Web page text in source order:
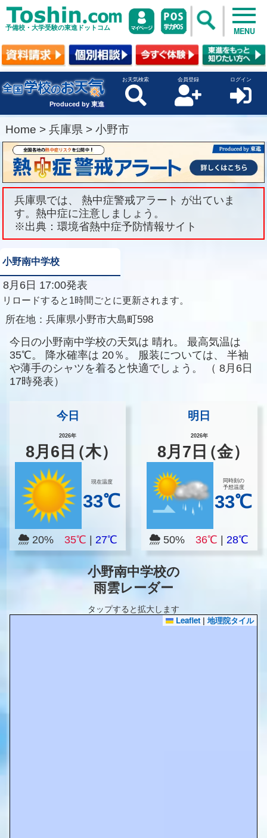
予備校・大学受験の東進ドットコム MENU
Produced by 東進
お天気検索 会員登録 ログイン
Home > 兵庫県 > 小野市
兵庫県では、 熱中症警戒アラート が出ていま
す。熱中症に注意しましょう。
※出典：環境省熱中症予防情報サイト
小野南中学校
8月6日 17:00発表
リロードすると1時間ごとに更新されます。
所在地： 兵庫県小野市大島町598
今日の小野南中学校の天気は 晴れ。
最高気温は
35℃。
降水確率は 20％。 服装については、
半袖
や薄手のシャツを着ると快適でしょう。
（ 8月6日
17時発表）
今日
2026年
8月 6 日（木）
現在温度
33℃
20% 35℃ 27℃
明日
2026年
8月 7 日（金）
同時刻の
予想温度
33℃
50%36℃ |28℃
小野南中学校の
雨雲レーダー
タップすると拡大します
Leaflet | 地理院タイル